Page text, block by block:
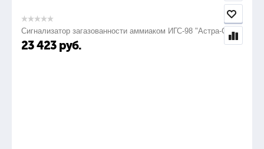
Сигнализатор загазованности аммиаком ИГС-98 "Астра-СВ"
23 423 руб.